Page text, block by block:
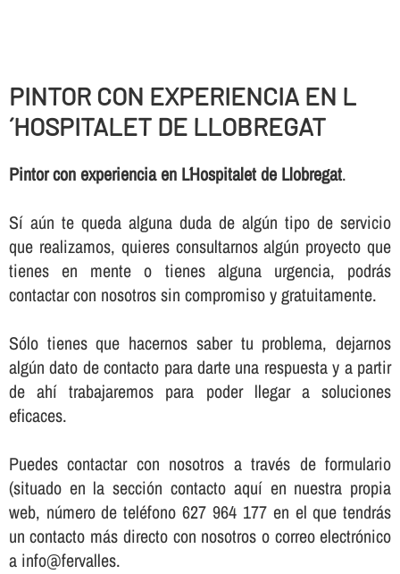
PINTOR CON EXPERIENCIA EN L
´HOSPITALET DE LLOBREGAT
Pintor con experiencia en L´Hospitalet de Llobregat.
Sí­ aún te queda alguna duda de algún tipo de servicio
que realizamos, quieres consultarnos algún proyecto que
tienes en mente o tienes alguna urgencia, podrás
contactar con nosotros sin compromiso y gratuitamente.
Sólo tienes que hacernos saber tu problema, dejarnos
algún dato de contacto para darte una respuesta y a partir
de ahí­ trabajaremos para poder llegar a soluciones
eficaces.
Puedes contactar con nosotros a través de formulario
(situado en la sección contacto aquí­ en nuestra propia
web, número de teléfono 627 964 177 en el que tendrás
un contacto más directo con nosotros o correo electrónico
a info@fervalles.